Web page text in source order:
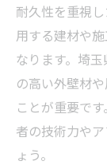
較
ネッ
び
埼玉
ク法
実績
耐久性を重視
用する建材や
なります。埼
の高い外壁材
ことが重要で
者の技術力や
ょう。